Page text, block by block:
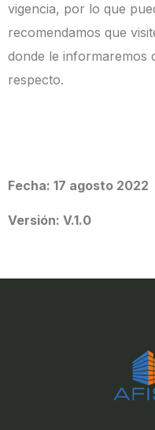
vigencia, por lo que
recomendamos que
donde le informaremos
respecto.
Fecha: 17 agosto 2022
Versión: V.1.0